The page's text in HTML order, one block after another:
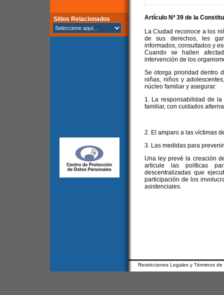
Sitios Relacionados Artículo Nº 39 de la
La Ciudad reconoce a los
de sus derechos, les
informados, consultados y
Cuando se hallen
intervención de los
Se otorga prioridad dentro
niñas, niños y
núcleo familiar y asegurar:
1. La responsabilidad de
familiar, con cuidados
2. El amparo a las víctimas
3. Las medidas para
Una ley prevé la creación
articule las políticas
descentralizadas que
participación de los
asistenciales.
Restricciones Legales y Términos de